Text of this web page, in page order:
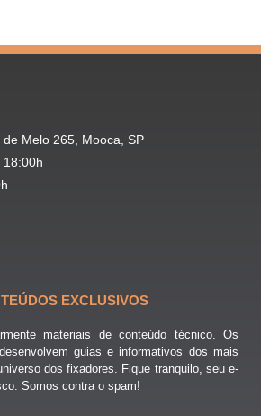
Melo 265, Mooca, SP
18:00h
EXCLUSIVOS
materiais de conteúdo técnico. Os
guias e informativos dos mais
dos fixadores. Fique tranquilo, seu e-
Somos contra o spam!